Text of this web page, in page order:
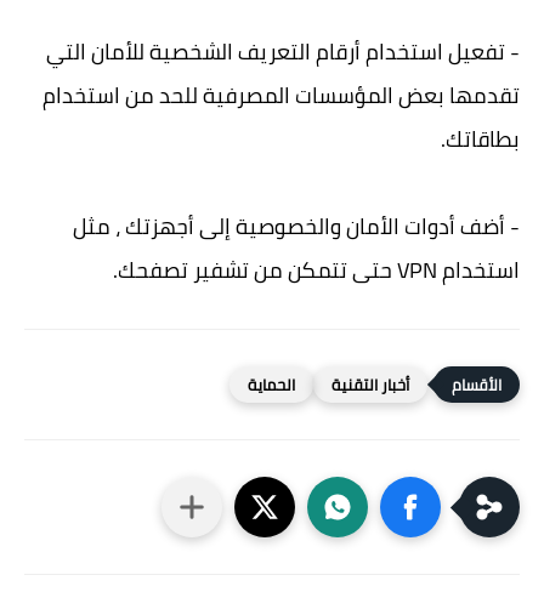
- تفعيل استخدام أرقام التعريف الشخصية للأمان التي
تقدمها بعض المؤسسات المصرفية للحد من استخدام
بطاقاتك.
- أضف أدوات الأمان والخصوصية إلى أجهزتك ، مثل
استخدام VPN حتى تتمكن من تشفير تصفحك.
أخبار التقنية الحماية